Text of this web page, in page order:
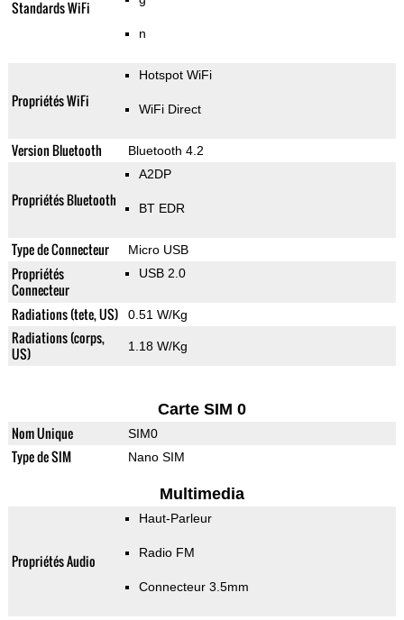
Standards WiFi
n
Propriétés WiFi
Hotspot WiFi
WiFi Direct
Version Bluetooth Bluetooth 4.2
Propriétés Bluetooth
A2DP
BT EDR
Type de Connecteur Micro USB
Propriétés
Connecteur
USB 2.0
Radiations (tete, US) 0.51 W/Kg
Radiations (corps,
US)
1.18 W/Kg
Carte SIM 0
Nom Unique SIM0
Type de SIM Nano SIM
Multimedia
Propriétés Audio
Haut-Parleur
Radio FM
Connecteur 3.5mm